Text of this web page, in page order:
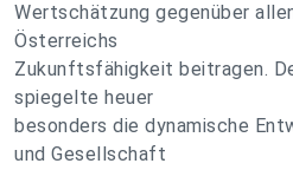
Wertschätzung gegenüber
Österreichs
Zukunftsfähigkeit beitragen.
spiegelte heuer
besonders die dynamische
und Gesellschaft